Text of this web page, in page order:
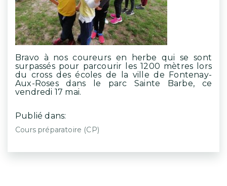
Bravo à nos coureurs en herbe qui se sont
surpassés pour parcourir les 1200 mètres lors
du cross des écoles de la ville de Fontenay-
Aux-Roses dans le parc Sainte Barbe, ce
vendredi 17 mai.
Publié dans:
Cours préparatoire (CP)